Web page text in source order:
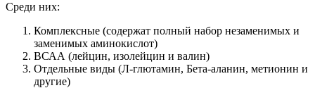
Среди них:
Комплексные (содержат полный набор незаменимых и
заменимых аминокислот)
ВСАА (лейцин, изолейцин и валин)
Отдельные виды (Л-глютамин, Бета-аланин, метионин и
другие)